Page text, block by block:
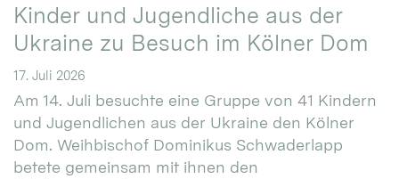
Kinder und Jugendliche aus der
Ukraine zu Besuch im Kölner Dom
17. Juli 2026
Am 14. Juli besuchte eine Gruppe von 41 Kindern
und Jugendlichen aus der Ukraine den Kölner
Dom. Weihbischof Dominikus Schwaderlapp
betete gemeinsam mit ihnen den